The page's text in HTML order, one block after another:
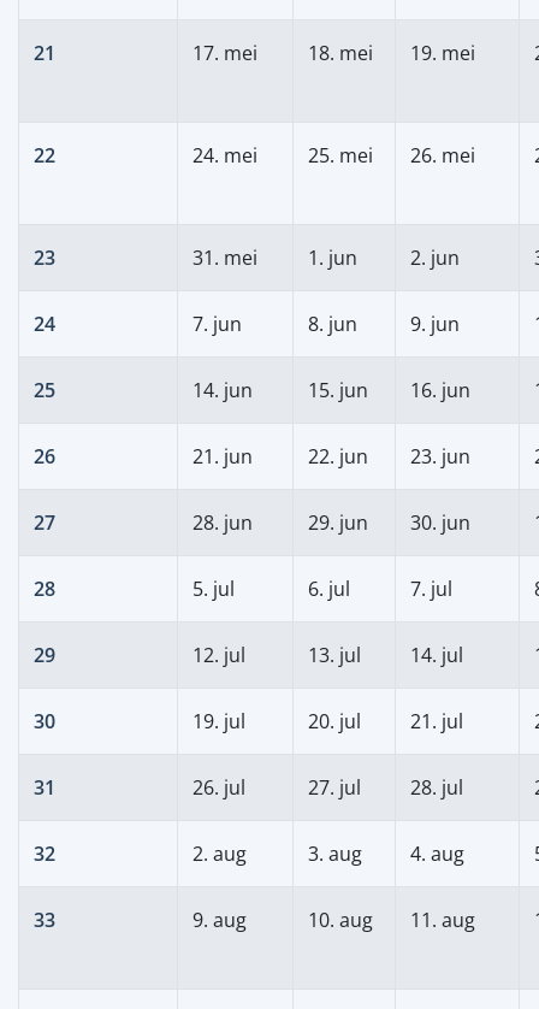
21 17. mei 18. mei 19. mei
22 24. mei 25. mei 26. mei
23 31. mei 1. jun 2. jun
24 7. jun 8. jun 9. jun
25 14. jun 15. jun 16. jun
26 21. jun 22. jun 23. jun
27 28. jun 29. jun 30. jun
28 5. jul 6. jul 7. jul
29 12. jul 13. jul 14. jul
30 19. jul 20. jul 21. jul
31 26. jul 27. jul 28. jul
32 2. aug 3. aug 4. aug
33 9. aug 10. aug 11. aug